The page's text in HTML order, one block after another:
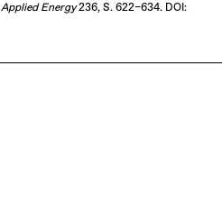
Applied Energy236, S. 622–634. DOI: